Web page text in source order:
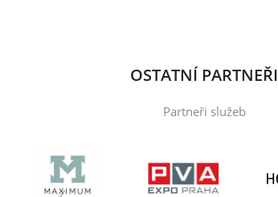
OSTATNÍ PARTNEŘI
Partneři služeb